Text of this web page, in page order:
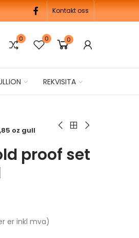
Kontakt oss
0 0 0
REKVISITA
oz gull
proof set
er inkl mva)